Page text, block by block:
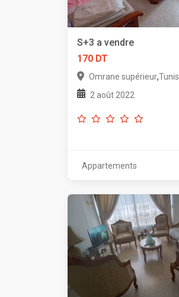
S+3 a vendre
170 DT
Omrane supérieur,Tunis
2 août 2022
Appartements